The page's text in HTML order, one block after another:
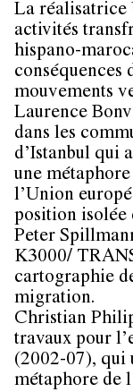
La réalisatrice
activités
hispano-
conséquences
mouvements
Laurence
dans les
d’Istanbul qui
une
l’Union
position isolée
Peter
K3000/
cartographie
migration.
Christian
travaux pour
(2002-07), qui
métaphore de